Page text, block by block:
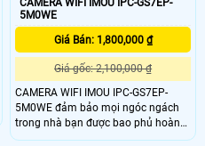
CAMERA WIFI IMOU IPC-GS7EP-
5M0WE
Giá Bán: 1,800,000 ₫
Giá gốc: 2,100,000 ₫
CAMERA WIFI IMOU IPC-GS7EP-
5M0WE đảm bảo mọi ngóc ngách
trong nhà bạn được bao phủ hoàn
toàn . Với chứng nhận IP66, camera